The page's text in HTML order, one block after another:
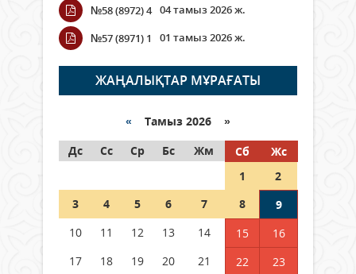
Wi-Fi ҚАБЫРҒА АРҚЫЛЫ ҚАЛАЙ
ӨТЕДІ?
06 тамыз 2026 ж. 274
граждане Казахстана,
05 тамыз 2026 ж. 155
Шетелде жүрген Қазақстан
азаматтары қалай дауыс бере
№58 (8972) 4 04 тамыз 2026 ж.
№57 (8971) 1
01 тамыз 2026 ж.
ЖАҢАЛЫҚТАР МҰРАҒАТЫ
« Тамыз 2026 »
Дс
Сс Ср Бс Жм Сб
Жс
1
2
3
4 5 6 7 8
9
10
11 12 13 14 15
16
17
18 19 20 21 22
23